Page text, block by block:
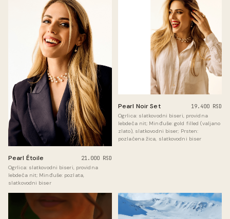
Pearl Étoile
21.000 RSD
Ogrlica: slatkovodni biseri, providna
lebdeća nit; Minđuše: pozlata,
slatkovodni biser
Pearl Noir Set
19.400 RSD
Ogrlica: slatkovodni biseri, providna
lebdeća nit; Minđuše: gold filled (valjano
zlato), slatkovodni biser; Prsten:
pozlaćena žica, slatkovodni biser